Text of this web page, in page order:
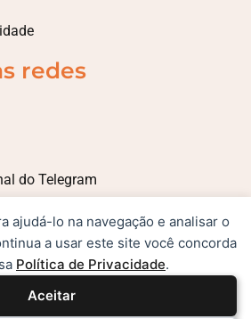
ajudá-lo na navegação e analisar o
a usar este site você concorda
Política de Privacidade.
Aceitar
redes
do Telegram
- Granjeando Talentos
criadas todas as coisas
na terra, visíveis e